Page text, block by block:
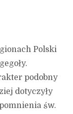
Polski
podobny
dotyczyły
św.